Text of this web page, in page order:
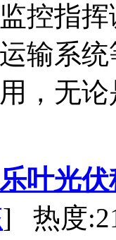
控指
输系
，无
叶光
] 热度